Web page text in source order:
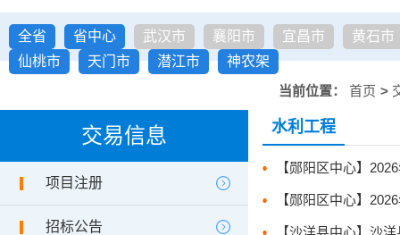
全省 省中心 武汉市 襄阳市 宜昌市
黄石市
仙桃市
天门市 潜江市
神农架
当前位置： 首页 >
交易信息
项目注册
招标公告
水利工程